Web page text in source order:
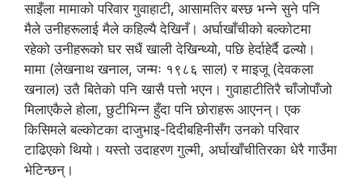
साइँला मामाको परिवार गुवाहाटी, आसामतिर बस्छ भन्ने सुने पनि
मैले उनीहरूलाई मैले कहिल्यै देखिनँ। अर्घाखाँचीको बल्कोटमा
रहेको उनीहरूको घर सधैं खाली देखिन्थ्यो, पछि हेर्दाहेर्दै ढल्यो।
मामा (लेखनाथ खनाल, जन्मः १९८६ साल) र माइजू (देवकला
खनाल) उतै बितेको पनि खासै पत्तो भएन। गुवाहाटीतिरै चाँजोपाँजो
मिलाएकैले होला, छुटीभिन्न हुँदा पनि छोराहरू आएनन्। एक
किसिमले बल्कोटका दाजुभाइ-दिदीबहिनीसँग उनको परिवार
टाढिएको थियो। यस्तो उदाहरण गुल्मी, अर्घाखाँचीतिरका धेरै गाउँमा
भेटिन्छन्।